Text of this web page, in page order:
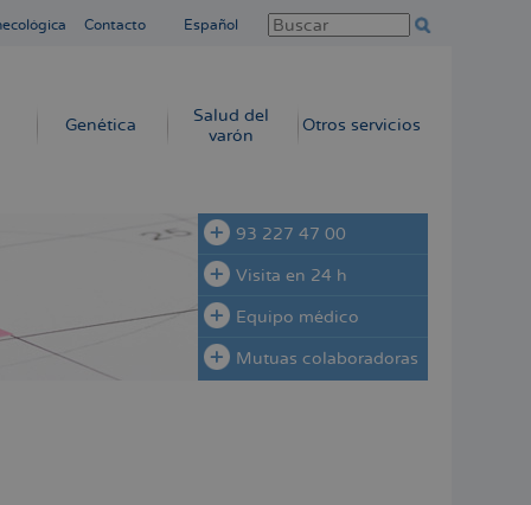
Contacto Español
Genética
Salud del
varón
Otros servicios
93 227 47 00
Visita en 24 h
Equipo médico
Mutuas colaboradoras